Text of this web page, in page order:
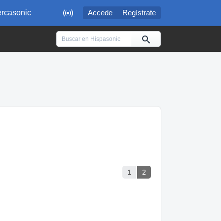
 Accede Regístrate
1 2